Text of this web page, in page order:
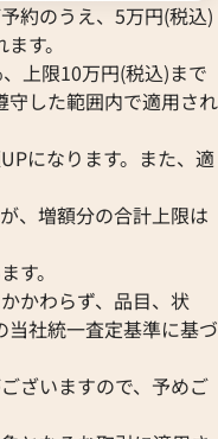
約のうえ、5万円(税込)
す。
上限10万円(税込)まで
守した範囲内で適用され
になります。また、適
、増額分の合計上限は
す。
かわらず、品目、状
社統一査定基準に基づ
ざいますので、予めご